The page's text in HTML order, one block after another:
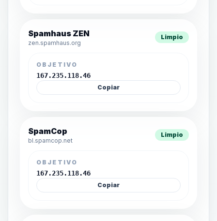
Spamhaus ZEN
zen.spamhaus.org
Limpio
OBJETIVO
167.235.118.46
Copiar
SpamCop
bl.spamcop.net
Limpio
OBJETIVO
167.235.118.46
Copiar